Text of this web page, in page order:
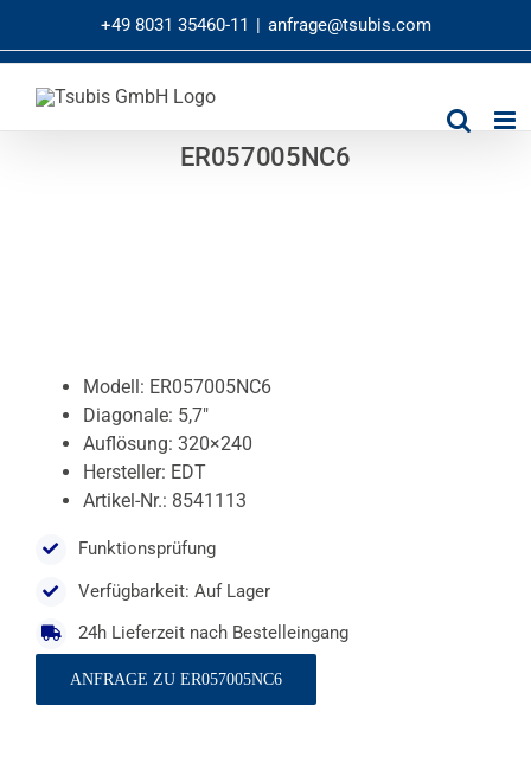
springen
+49 8031 35460-11 | anfrage@tsubis.com
ER057005NC6
Modell: ER057005NC6
Diagonale: 5,7″
Auflösung: 320×240
Hersteller: EDT
Artikel-Nr.: 8541113
Funktionsprüfung
Verfügbarkeit: Auf Lager
24h Lieferzeit nach Bestelleingang
ANFRAGE ZU ER057005NC6